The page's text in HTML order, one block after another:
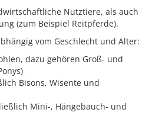
Nutztiere, als auch
(zum Beispiel Reitpferde).
vom Geschlecht und Alter:
dazu gehören Groß- und
Bisons, Wisente und
Mini-, Hängebauch- und